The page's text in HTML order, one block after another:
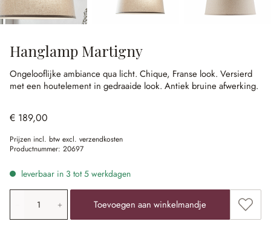
Hanglamp Martigny
Ongelooflijke ambiance qua licht. Chique, Franse look. Versierd
met een houtelement in gedraaide look. Antiek bruine afwerking.
€ 189,00
Prijzen incl. btw excl. verzendkosten
Productnummer: 20697
leverbaar in 3 tot 5 werkdagen
Producthoeveelheid: voer de gewenste waarde in of
Toevoegen aan winkelmandje